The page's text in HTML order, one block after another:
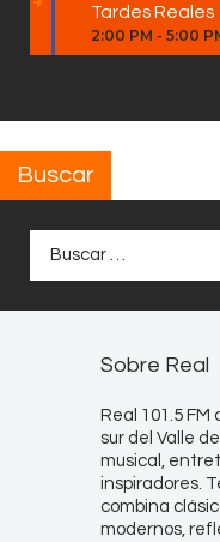
Tardes Reales
2:00 PM - 5:00
Buscar
Sobre Real
Real 101.5
sur del Valle
musical,
inspiradores.
combina
modernos,